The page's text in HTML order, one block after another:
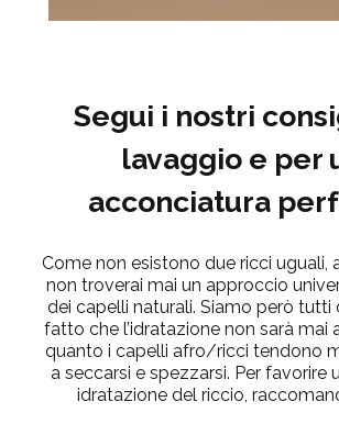
Segui i nostri
lavaggio e per
acconciatura
Come non esistono due ricci uguali,
non troverai mai un approccio
dei capelli naturali. Siamo però tutti
fatto che l’idratazione non sarà mai
quanto i capelli afro/ricci tendono
a seccarsi e spezzarsi. Per favorire
idratazione del riccio,